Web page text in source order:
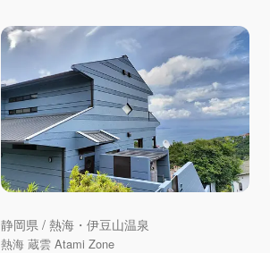
静岡県 / 熱海・伊豆山温泉
熱海 蔵雲 Atami Zone